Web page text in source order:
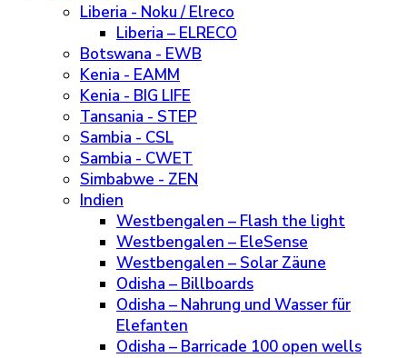
Liberia - Noku / Elreco
Liberia – ELRECO
Botswana - EWB
Kenia - EAMM
Kenia - BIG LIFE
Tansania - STEP
Sambia - CSL
Sambia - CWET
Simbabwe - ZEN
Indien
Westbengalen – Flash the light
Westbengalen – EleSense
Westbengalen – Solar Zäune
Odisha – Billboards
Odisha – Nahrung und Wasser für
Elefanten
Odisha – Barricade 100 open wells